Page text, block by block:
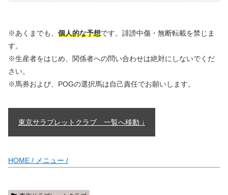
※あくまでも、 個人的な予想です。誹謗中傷・無断転載を禁じま
す。
※生産者をはじめ、関係者への問い合わせは絶対にしないでくだ
さい。
※馬券および、POGの選択馬は自己責任でお願いします。
東京サラブレットクラブ 一覧へ移動 ↓
HOME / メニュー /